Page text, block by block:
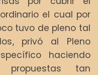
el cual por
tuvo de pleno tal
privó al Pleno
haciendo
tan